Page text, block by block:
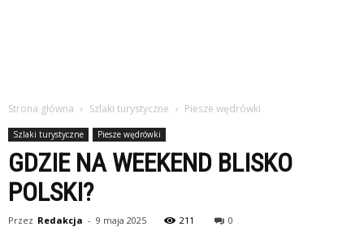
Strona główna Szlaki turystyczne Piesze wędrówki
Szlaki turystyczne Piesze wędrówki
GDZIE NA WEEKEND BLISKO
POLSKI?
Przez Redakcja - 9 maja 2025 211 0